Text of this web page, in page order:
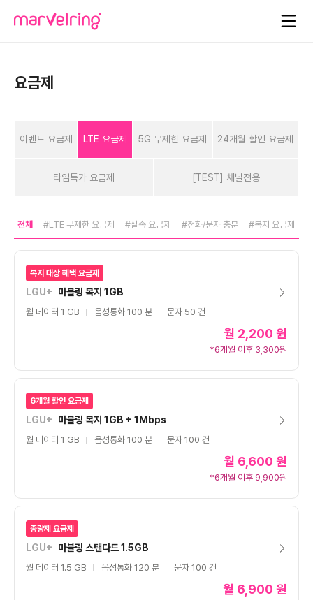
요금제
이벤트 요금제 LTE 요금제 5G 무제한 요금제 24개월 할인 요금제
타임특가 요금제 [TEST] 채널전용
전체 #LTE 무제한 요금제 #실속 요금제 #전화/문자 충분 #복지 요금제
복지 대상 혜택 요금제
LGU+ 마블링 복지 1GB
월 데이터 1 GB 음성통화 100 분 문자 50 건
월 2,200 원
*6개월 이후 3,300원
6개월 할인 요금제
LGU+ 마블링 복지 1GB + 1Mbps
월 데이터 1 GB 음성통화 100 분 문자 100 건
월 6,600 원
*6개월 이후 9,900원
종량제 요금제
LGU+ 마블링 스탠다드 1.5GB
월 데이터 1.5 GB 음성통화 120 분 문자 100 건
월 6,900 원